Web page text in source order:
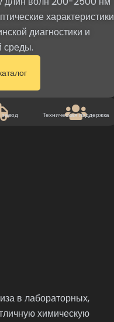
характеристики
диагностики и
среды.
Техническая поддержка
в лабораторных,
химическую